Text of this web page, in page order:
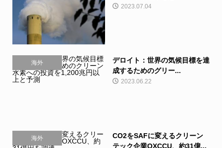
2023.07.04
海外
デロイト：世界の気候目標を達
成するためのグリー...
2023.06.22
海外
CO2をSAFに変えるクリーン
テック企業OXCCU、約31億...